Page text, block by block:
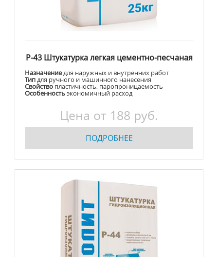
Р-43 Штукатурка легкая цементно-песчаная
Назначениедля наружных и внутренних работ
Типдля ручного и машинного нанесения
Свойство пластичность, паропроницаемость
Особенностьэкономичный расход
Цена от 188 руб.
ПОДРОБНЕЕ